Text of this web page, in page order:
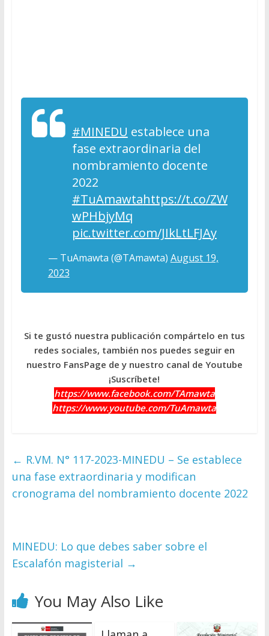
#MINEDU establece una
fase extraordinaria del
nombramiento docente
2022
#TuAmawtahttps://t.co/ZW
wPHbjyMq
pic.twitter.com/JIkLtLFJAy
— TuAmawta (@TAmawta) August 19,
2023
Si te gustó nuestra publicación compártelo en tus
redes sociales, también nos puedes seguir en
nuestro FansPage de y nuestro canal de Youtube
¡Suscríbete!
https://www.facebook.com/TAmawta
https://www.youtube.com/TuAmawta
← R.VM. N° 117-2023-MINEDU – Se establece
una fase extraordinaria y modifican
cronograma del nombramiento docente 2022
MINEDU: Lo que debes saber sobre el
Escalafón magisterial →
You May Also Like